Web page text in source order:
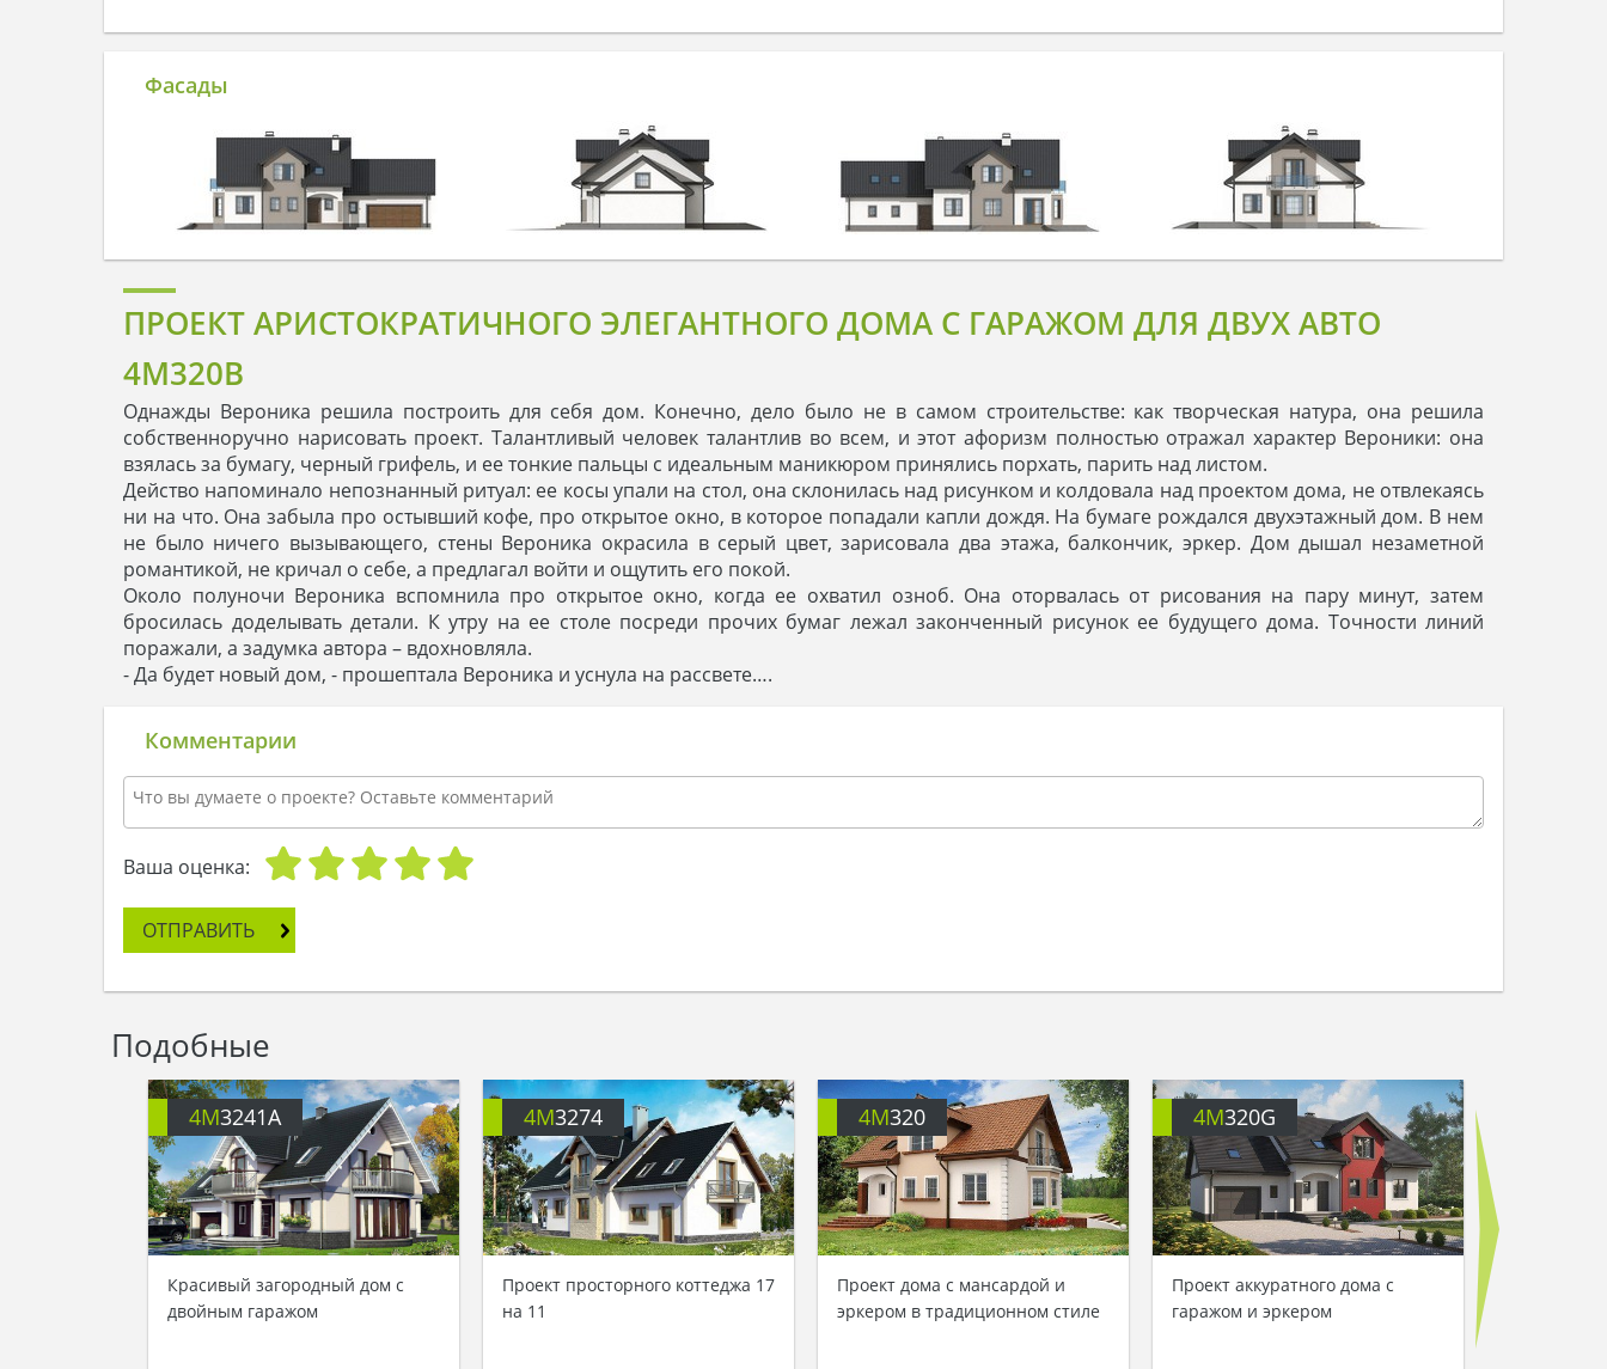
Фасады
ПРОЕКТ АРИСТОКРАТИЧНОГО ЭЛЕГАНТНОГО ДОМА С ГАРАЖОМ ДЛЯ ДВУХ АВТО
4M320B
Однажды Вероника решила построить для себя дом. Конечно, дело было не в самом строительстве: как творческая натура, она решила
собственноручно нарисовать проект. Талантливый человек талантлив во всем, и этот афоризм полностью отражал характер Вероники: она
взялась за бумагу, черный грифель, и ее тонкие пальцы с идеальным маникюром принялись порхать, парить над листом.
Действо напоминало непознанный ритуал: ее косы упали на стол, она склонилась над рисунком и колдовала над проектом дома, не отвлекаясь
ни на что. Она забыла про остывший кофе, про открытое окно, в которое попадали капли дождя. На бумаге рождался двухэтажный дом. В нем
не было ничего вызывающего, стены Вероника окрасила в серый цвет, зарисовала два этажа, балкончик, эркер. Дом дышал незаметной
романтикой, не кричал о себе, а предлагал войти и ощутить его покой.
Около полуночи Вероника вспомнила про открытое окно, когда ее охватил озноб. Она оторвалась от рисования на пару минут, затем
бросилась доделывать детали. К утру на ее столе посреди прочих бумаг лежал законченный рисунок ее будущего дома. Точности линий
поражали, а задумка автора – вдохновляла.
- Да будет новый дом, - прошептала Вероника и уснула на рассвете….
Комментарии
Ваша оценка:
ОТПРАВИТЬ
Подобные
4M3241A
Красивый загородный дом с
двойным гаражом
4M3274
Проект просторного коттеджа 17
на 11
4M320
Проект дома с мансардой и
эркером в традиционном стиле
4M320G
Проект аккуратного дома с
гаражом и эркером